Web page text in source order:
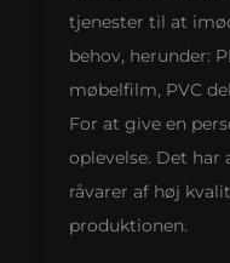
tjenester til at
behov, herunder:
møbelfilm, PVC
For at give en
oplevelse. Det har
råvarer af høj
produktionen.